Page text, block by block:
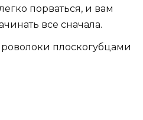
порваться, и вам
все сначала.
плоскогубцами